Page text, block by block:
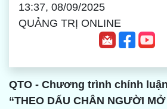
13:37, 08/09/2025
QUẢNG TRỊ ONLINE
QTO - Chương trình chính
“THEO DẤU CHÂN NGƯỜI